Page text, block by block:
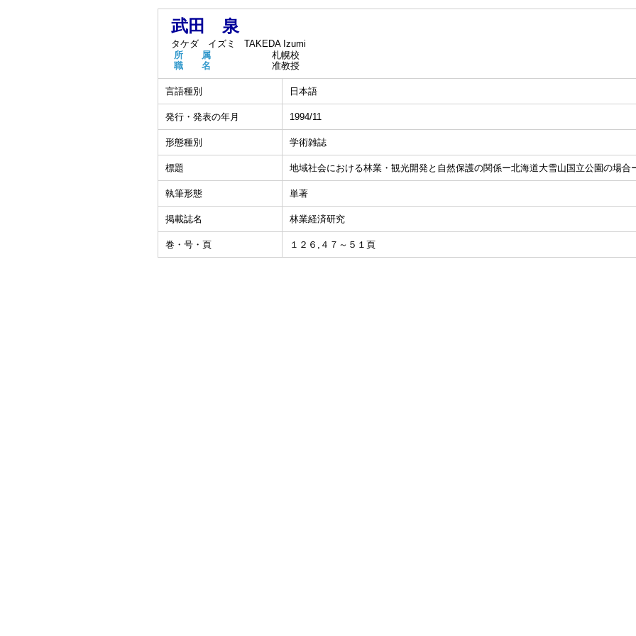
武田 泉
タケダ イズミ
TAKEDA Izumi
所 属
札幌校
職 名
准教授
言語種別 日本語
発行・発表の年月 1994/11
形態種別 学術雑誌
標題 地域社会における林業・観光開発と自然保護の関係ー北海道大雪山国立公園の場合
執筆形態 単著
掲載誌名 林業経済研究
巻・号・頁 １２６,４７～５１頁